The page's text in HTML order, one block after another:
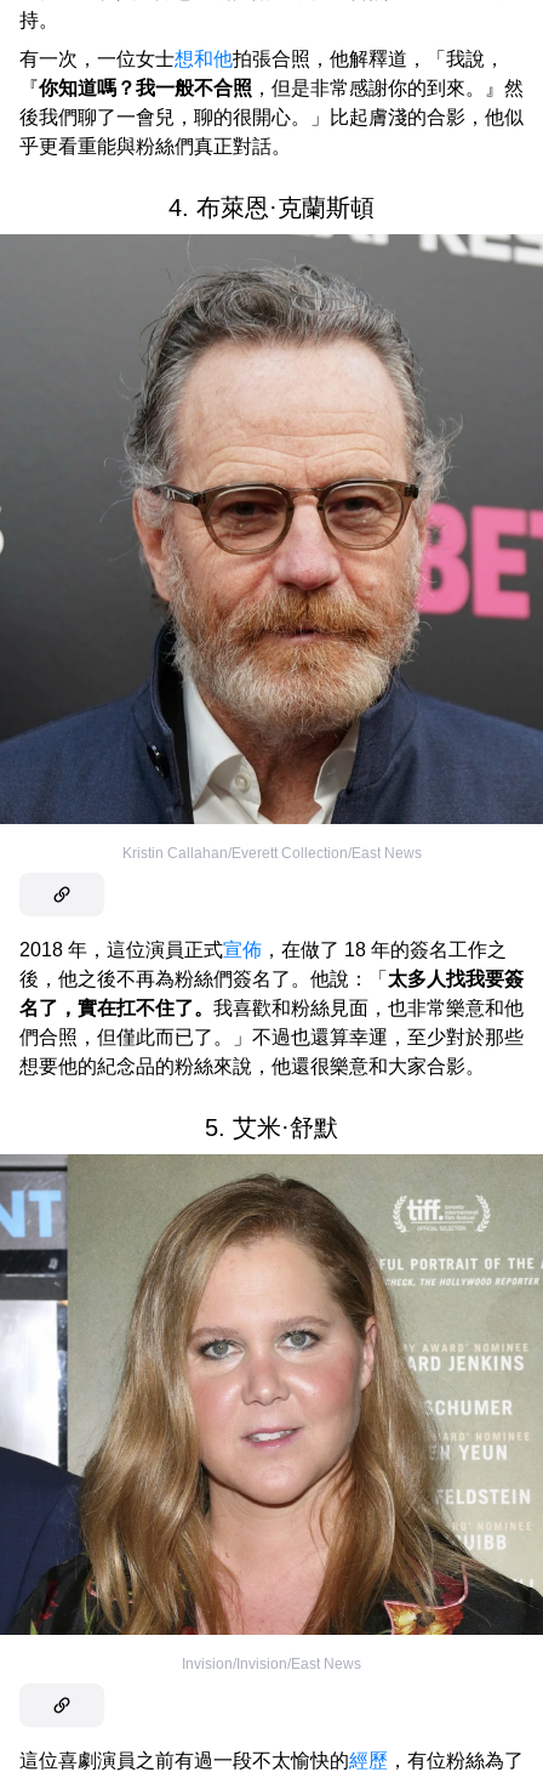
持。
有一次，一位女士想和他拍張合照，他解釋道，「我說，
『你知道嗎？我一般不合照 ，但是非常感謝你的到來。』然
後我們聊了一會兒，聊的很開心。」比起膚淺的合影，他似
乎更看重能與粉絲們真正對話。
4. 布萊恩·克蘭斯頓
Kristin Callahan/Everett Collection/East News
2018 年，這位演員正式宣佈 ，在做了 18 年的簽名工作之
後，他之後不再為粉絲們簽名了。他說：「 太多人找我要簽
名了，實在扛不住了。 我喜歡和粉絲見面，也非常樂意和他
們合照，但僅此而已了。」不過也還算幸運，至少對於那些
想要他的紀念品的粉絲來說，他還很樂意和大家合影。
5. 艾米·舒默
Invision/Invision/East News
這位喜劇演員之前有過一段不太愉快的經歷 ，有位粉絲為了